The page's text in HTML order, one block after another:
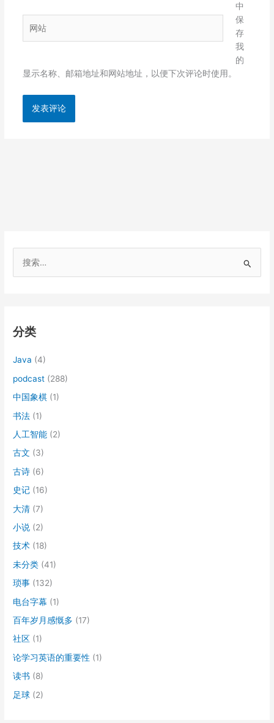
箱
站
中
保
存
我
的
显示名称、邮箱地址和网站地址，以便下次评论时使用。
分类
Java (4)
podcast (288)
中国象棋 (1)
书法 (1)
人工智能 (2)
古文 (3)
古诗 (6)
史记 (16)
大清 (7)
小说 (2)
技术 (18)
未分类 (41)
琐事 (132)
电台字幕 (1)
百年岁月感慨多 (17)
社区 (1)
论学习英语的重要性 (1)
读书 (8)
足球 (2)